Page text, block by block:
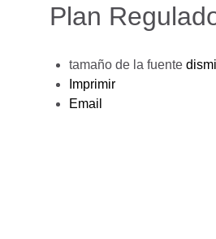
Plan
tamaño de la fuente
Imprimir
Email